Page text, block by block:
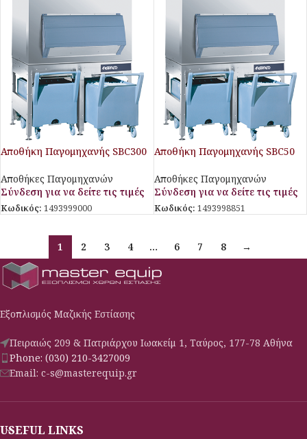
Αποθήκη Παγομηχανής SBC300
Αποθήκες Παγομηχανών
Σύνδεση για να δείτε τις τιμές
Κωδικός: 1493999000
Αποθήκη Παγομηχανής SBC50
Αποθήκες Παγομηχανών
Σύνδεση για να δείτε τις τιμές
Κωδικός: 1493998851
1 2 3 4 … 6 7 8 →
Εξοπλισμός Μαζικής Εστίασης
Πειραιώς 209 & Πατριάρχου Ιωακείμ 1, Ταύρος, 177-78 Αθήνα
Phone: (030) 210-3427009
Email: c-s@masterequip.gr
USEFUL LINKS